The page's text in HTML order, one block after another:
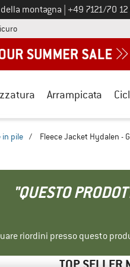
montagna Chiamaci al
+49 7121/70 12
Qui trovi le informazioni di
Arrampicata
in pile / Fleece Jacket Hydalen -
"QUESTO
riordini presso questo